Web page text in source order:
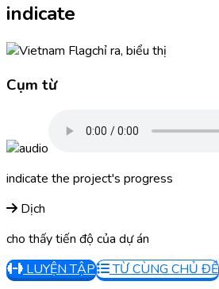
indicate
chỉ ra, biểu thị
Cụm từ
indicate the project's progress
Dịch
cho thấy tiến độ của dự án
LUYỆN TẬP
TỪ CÙNG CHỦ ĐỀ